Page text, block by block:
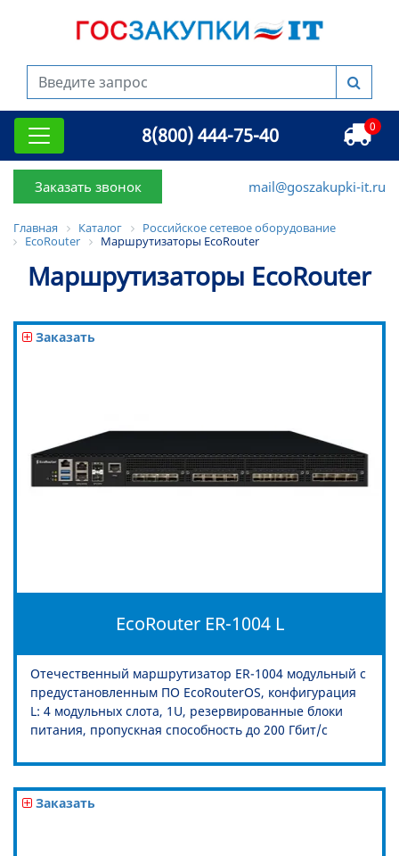
8(800) 444-75-40 0
Заказать звонок mail@goszakupki-it.ru
Главная Каталог
Российское сетевое оборудование
EcoRouter
Маршрутизаторы EcoRouter
Маршрутизаторы EcoRouter
Заказать
EcoRouter ER-1004 L
Отечественный маршрутизатор ER-1004 модульный с
предустановленным ПО EcoRouterOS, конфигурация
L: 4 модульных слота, 1U, резервированные блоки
питания, пропускная способность до 200 Гбит/c
Заказать